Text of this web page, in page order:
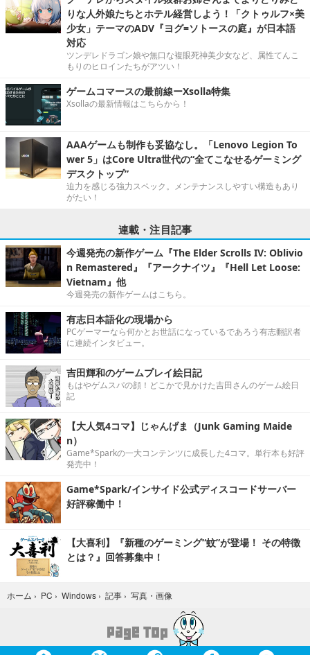
りな人外娘たちとホテル経営しよう！「クトゥルフ×美
少女」テーマのADV『ヨグ=ソトースの庭』が日本語
対応
ツンデレドラゴン娘や無口な複眼死神美少女など、属性てんこ
もりのヒロインたちがアツい！
ゲームコマースの最前線ーXsolla特集
Xsollaの最新情報はこちらから！
AAAゲームも制作も妥協なし。「Lenovo Legion To
wer 5」はCore Ultra世代の“全てこなせるゲーミング
デスクトップ”
迫力を感じる強力スペック。メンテナンスしやすい構造もあり
がたい！
連載・注目記事
今週発売の新作ゲーム『The Elder Scrolls IV: Oblivio
n Remastered』『アークナイツ』『Hell Let Loose:
Vietnam』他
今週発売の新作ゲームはこちら。
有志日本語化の現場から
PCゲーマーなら何かとお世話になっているであろう有志翻訳者
に連続インタビュー。
吉田輝和のゲームプレイ絵日記
もはやゲムスパの顔！どこかで見かけた吉田さんのゲーム絵日
記
【大人気4コマ】じゃんげま（Junk Gaming Maide
n）
Game*Sparkの一大コンテンツに成長した4コマ。単行本も好評
発売中！
Game*Spark/インサイド公式ディスコードサーバー
好評稼働中！
【大喜利】『新種のゲーミング“蚊”が登場！ その特徴
とは？』回答募集中！
ホーム › PC › Windows › 記事 › 写真・画像